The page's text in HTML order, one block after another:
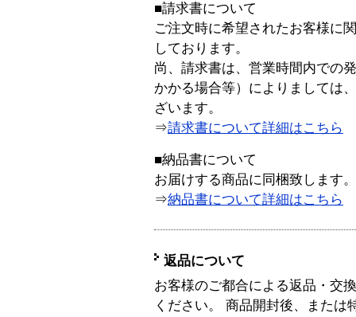
■請求書について
ご注文時に希望されたお客様に
しております。
尚、請求書は、営業時間内での
かかる場合等）によりましては
ざいます。
⇒請求書について詳細はこちら
■納品書について
お届けする商品に同梱致します。
⇒納品書について詳細はこちら
返品について
お客様のご都合による返品・交
ください。 商品開封後、または